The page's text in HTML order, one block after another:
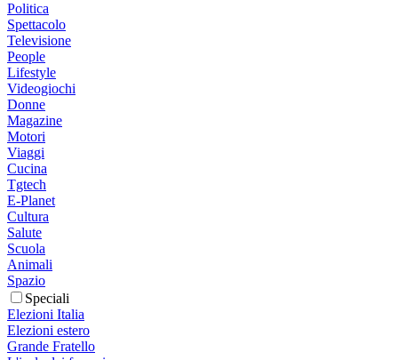
Politica
Spettacolo
Televisione
People
Lifestyle
Videogiochi
Donne
Magazine
Motori
Viaggi
Cucina
Tgtech
E-Planet
Cultura
Salute
Scuola
Animali
Spazio
Speciali
Elezioni Italia
Elezioni estero
Grande Fratello